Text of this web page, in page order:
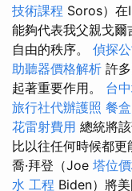
技術課程 Soros）在
能夠代表我父親戈
自由的秩序。 偵探
助聽器價格解析 許
起著重要作用。 台
旅行社代辦護照 餐盒
花雷射費用 總統將
比以往任何時候都更
喬·拜登（Joe 塔位
水 工程 Biden）將